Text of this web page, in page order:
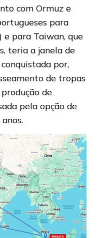
com Ormuz e
para
e para Taiwan, que
teria a janela de
por,
de tropas
de
pela opção de